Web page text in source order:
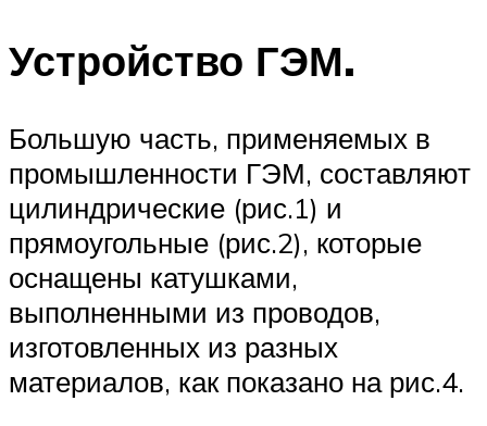
Устройство ГЭМ.
Большую часть, применяемых в
промышленности ГЭМ, составляют
цилиндрические (рис.1) и
прямоугольные (рис.2), которые
оснащены катушками,
выполненными из проводов,
изготовленных из разных
материалов, как показано на рис.4.